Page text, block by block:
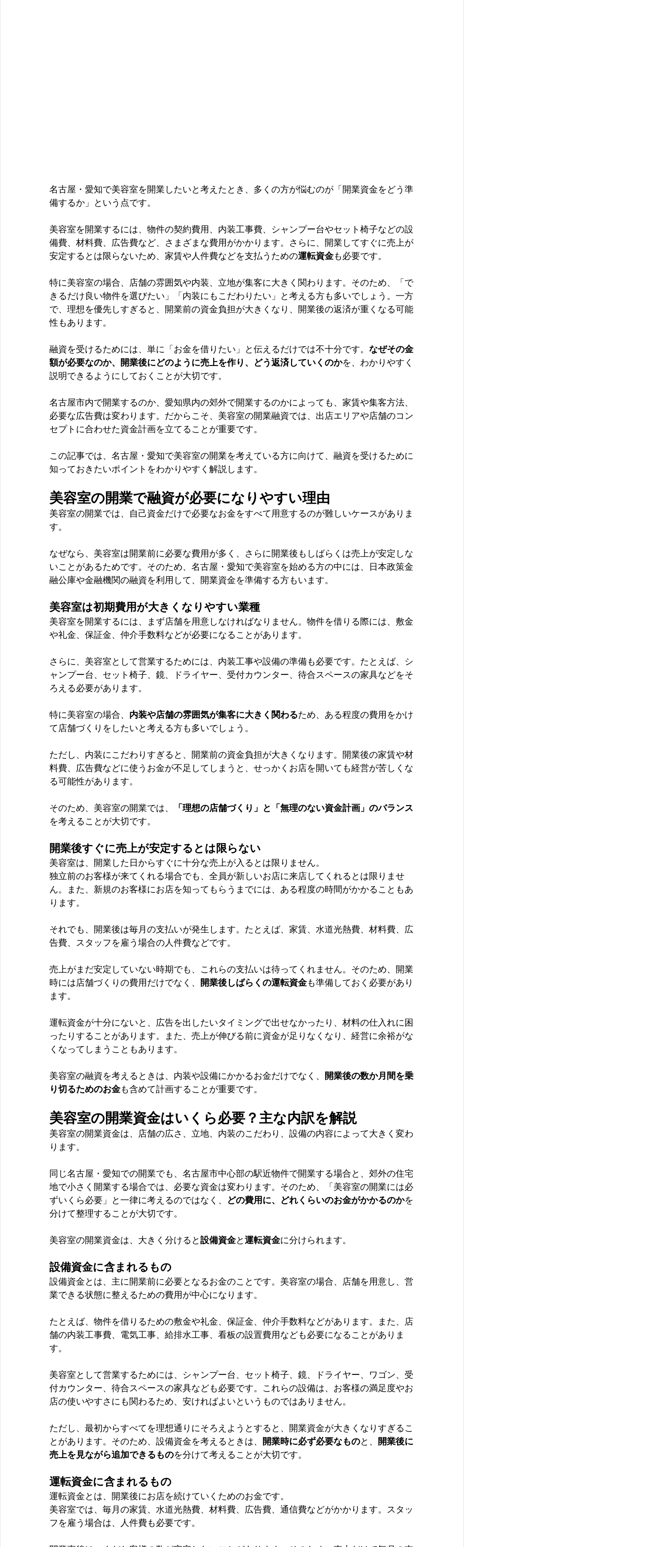
名古屋・愛知で美容室を開業したいと考えたとき、多くの方が悩むのが「開業資金をどう準
備するか」という点です。
美容室を開業するには、物件の契約費用、内装工事費、シャンプー台やセット椅子などの設
備費、材料費、広告費など、さまざまな費用がかかります。さらに、開業してすぐに売上が
安定するとは限らないため、家賃や人件費などを支払うための運転資金も必要です。
特に美容室の場合、店舗の雰囲気や内装、立地が集客に大きく関わります。そのため、「で
きるだけ良い物件を選びたい」「内装にもこだわりたい」と考える方も多いでしょう。一方
で、理想を優先しすぎると、開業前の資金負担が大きくなり、開業後の返済が重くなる可能
性もあります。
融資を受けるためには、単に「お金を借りたい」と伝えるだけでは不十分です。 なぜその金
額が必要なのか、開業後にどのように売上を作り、どう返済していくのかを、わかりやすく
説明できるようにしておくことが大切です。
名古屋市内で開業するのか、愛知県内の郊外で開業するのかによっても、家賃や集客方法、
必要な広告費は変わります。だからこそ、美容室の開業融資では、出店エリアや店舗のコン
セプトに合わせた資金計画を立てることが重要です。
この記事では、名古屋・愛知で美容室の開業を考えている方に向けて、融資を受けるために
知っておきたいポイントをわかりやすく解説します。
美容室の開業で融資が必要になりやすい理由
美容室の開業では、自己資金だけで必要なお金をすべて用意するのが難しいケースがありま
す。
なぜなら、美容室は開業前に必要な費用が多く、さらに開業後もしばらくは売上が安定しな
いことがあるためです。そのため、名古屋・愛知で美容室を始める方の中には、日本政策金
融公庫や金融機関の融資を利用して、開業資金を準備する方もいます。
美容室は初期費用が大きくなりやすい業種
美容室を開業するには、まず店舗を用意しなければなりません。物件を借りる際には、敷金
や礼金、保証金、仲介手数料などが必要になることがあります。
さらに、美容室として営業するためには、内装工事や設備の準備も必要です。たとえば、シ
ャンプー台、セット椅子、鏡、ドライヤー、受付カウンター、待合スペースの家具などをそ
ろえる必要があります。
特に美容室の場合、 内装や店舗の雰囲気が集客に大きく関わるため、ある程度の費用をかけ
て店舗づくりをしたいと考える方も多いでしょう。
ただし、内装にこだわりすぎると、開業前の資金負担が大きくなります。開業後の家賃や材
料費、広告費などに使うお金が不足してしまうと、せっかくお店を開いても経営が苦しくな
る可能性があります。
そのため、美容室の開業では、
「理想の店舗づくり」と「無理のない資金計画」のバランス
を考えることが大切です。
開業後すぐに売上が安定するとは限らない
美容室は、開業した日からすぐに十分な売上が入るとは限りません。
独立前のお客様が来てくれる場合でも、全員が新しいお店に来店してくれるとは限りませ
ん。また、新規のお客様にお店を知ってもらうまでには、ある程度の時間がかかることもあ
ります。
それでも、開業後は毎月の支払いが発生します。たとえば、家賃、水道光熱費、材料費、広
告費、スタッフを雇う場合の人件費などです。
売上がまだ安定していない時期でも、これらの支払いは待ってくれません。そのため、開業
時には店舗づくりの費用だけでなく、
開業後しばらくの運転資金も準備しておく必要があり
ます。
運転資金が十分にないと、広告を出したいタイミングで出せなかったり、材料の仕入れに困
ったりすることがあります。また、売上が伸びる前に資金が足りなくなり、経営に余裕がな
くなってしまうこともあります。
美容室の融資を考えるときは、内装や設備にかかるお金だけでなく、
開業後の数か月間を乗
り切るためのお金も含めて計画することが重要です。
美容室の開業資金はいくら必要？主な内訳を解説
美容室の開業資金は、店舗の広さ、立地、内装のこだわり、設備の内容によって大きく変わ
ります。
同じ名古屋・愛知での開業でも、名古屋市中心部の駅近物件で開業する場合と、郊外の住宅
地で小さく開業する場合では、必要な資金は変わります。そのため、「美容室の開業には必
ずいくら必要」と一律に考えるのではなく、 どの費用に、どれくらいのお金がかかるのかを
分けて整理することが大切です。
美容室の開業資金は、大きく分けると 設備資金と 運転資金に分けられます。
設備資金に含まれるもの
設備資金とは、主に開業前に必要となるお金のことです。美容室の場合、店舗を用意し、営
業できる状態に整えるための費用が中心になります。
たとえば、物件を借りるための敷金や礼金、保証金、仲介手数料などがあります。また、店
舗の内装工事費、電気工事、給排水工事、看板の設置費用なども必要になることがありま
す。
美容室として営業するためには、シャンプー台、セット椅子、鏡、ドライヤー、ワゴン、受
付カウンター、待合スペースの家具なども必要です。これらの設備は、お客様の満足度やお
店の使いやすさにも関わるため、安ければよいというものではありません。
ただし、最初からすべてを理想通りにそろえようとすると、開業資金が大きくなりすぎるこ
とがあります。そのため、設備資金を考えるときは、
開業時に必ず必要なものと、
開業後に
売上を見ながら追加できるものを分けて考えることが大切です。
運転資金に含まれるもの
運転資金とは、開業後にお店を続けていくためのお金です。
美容室では、毎月の家賃、水道光熱費、材料費、広告費、通信費などがかかります。スタッ
フを雇う場合は、人件費も必要です。